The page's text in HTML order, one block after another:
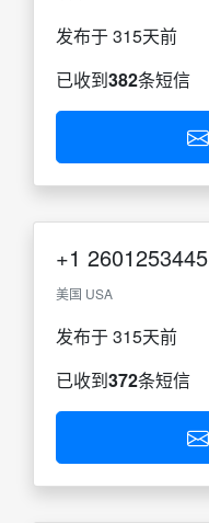
发布于 315天前
已收到382条短信
+1 2601253445
美国 USA
发布于 315天前
已收到372条短信